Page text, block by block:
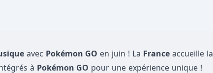
avec Pokémon GO en juin ! La France accueille la
à Pokémon GO pour une expérience unique !